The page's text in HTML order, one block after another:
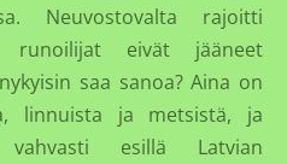
Neuvostovalta rajoitti
runoilijat eivät jääneet
saa sanoa? Aina on
linnuista ja metsistä, ja
esillä Latvian